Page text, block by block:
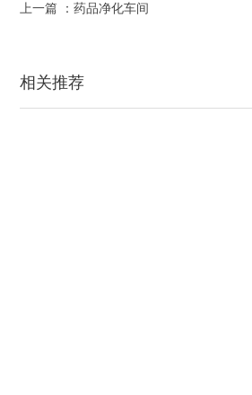
上一篇 ： 药品净化车间
相关推荐